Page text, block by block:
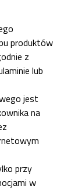
produktów
z
lub
jest
na
przy
w